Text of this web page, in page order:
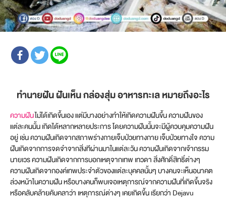
ทำนายฝัน ฝันเห็น กล่องสุ่ม อาหารทะเล หมายถึงอะไร
ความฝันไม่ได้เกิดขึ้นเอง แต่มีบางอย่างทำให้เกิดความฝันขึ้น ความฝันของ
แต่ละคนนั้น เกิดได้หลากหลายประการ โดยความฝันนั้นจะมีผู้ควบคุมความฝัน
อยู่ เช่น ความฝันเกิดจากสภาพร่างกายเจ็บป่วยทางกาย เจ็บป่วยทางใจ ความ
ฝันเกิดจากการจดจำจากสิ่งทีผ่านมาในแต่ละวัน ความฝันเกิดจากเจ้ากรรม
นายเวร ความฝันเกิดจากการบอกเหตุจากเทพ เทวดา สิ่งศักดิ์สิทธิ์ต่างๆ
ความฝันเกิดจากองค์เทพประจำตัวของแต่ละบุคคลนั้นๆ บางคนจะเห็นอนาคต
ล่วงหน้าในความฝัน หรือบางคนก็พบเจอเหตุการณ์จากความฝันที่เกิดขึ้นจริง
หรือคลับคล้ายคับคลาว่า เหตุการณ์ต่างๆ เคยเกิดขึ้น เรียกว่า Dejavu